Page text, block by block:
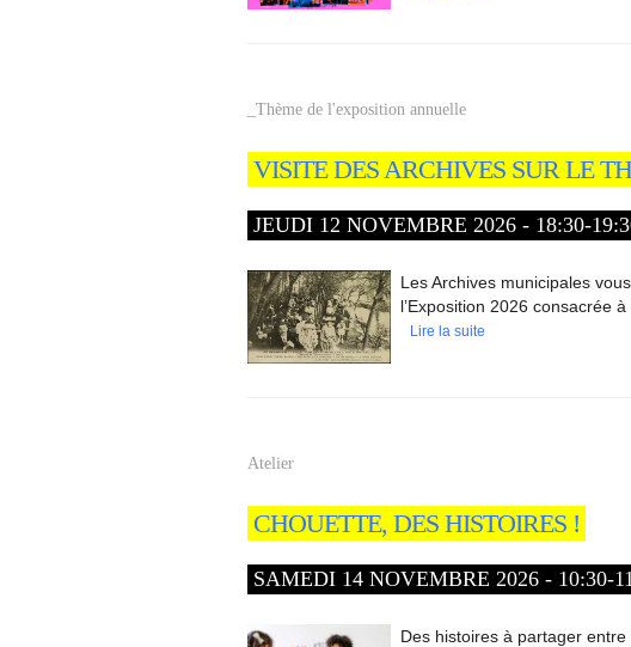
_Thème de l'exposition annuelle
VISITE DES ARCHIVES SUR LE
JEUDI 12 NOVEMBRE 2026 - 18:30-
Les Archives municipales
l’Exposition 2026 consacrée à
Lire la suite
Atelier
CHOUETTE, DES HISTOIRES !
SAMEDI 14 NOVEMBRE 2026 - 10:30-
Des histoires à partager